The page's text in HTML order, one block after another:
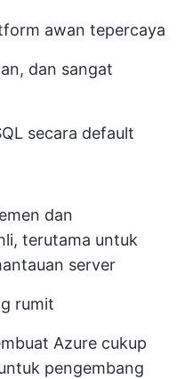
awan tepercaya
dan sangat
secara default
dan
terutama untuk
server
rumit
Azure cukup
pengembang